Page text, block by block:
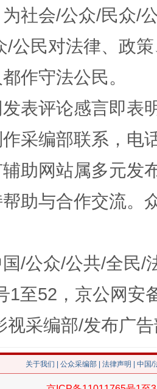
症？
！ 谢
社会/公众/民众/
/公民对法律、政
作守法公民。
表评论感言即表
采编部联系，电
助网站属多元发
助与合作交流。
/公众/公共/全民/
1至52，京公网安
视采编部/发布广
关于我们 公众采编部 法律声明 | 中国